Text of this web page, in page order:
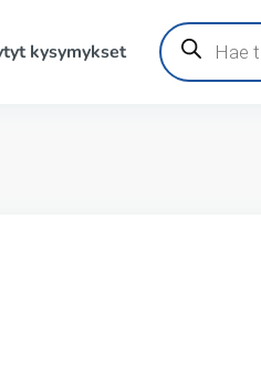
kysymykset
Products
search